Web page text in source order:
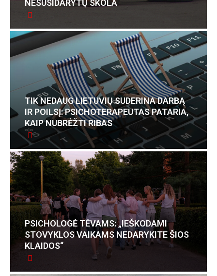
NESUSIDARYTŲ SKOLA
TIK NEDAUG LIETUVIŲ SUDERINA DARBĄ
IR POILSĮ: PSICHOTERAPEUTAS PATARIA,
KAIP NUBRĖŽTI RIBAS
PSICHOLOGĖ TĖVAMS: „IEŠKODAMI
STOVYKLOS VAIKAMS NEDARYKITE ŠIOS
KLAIDOS“